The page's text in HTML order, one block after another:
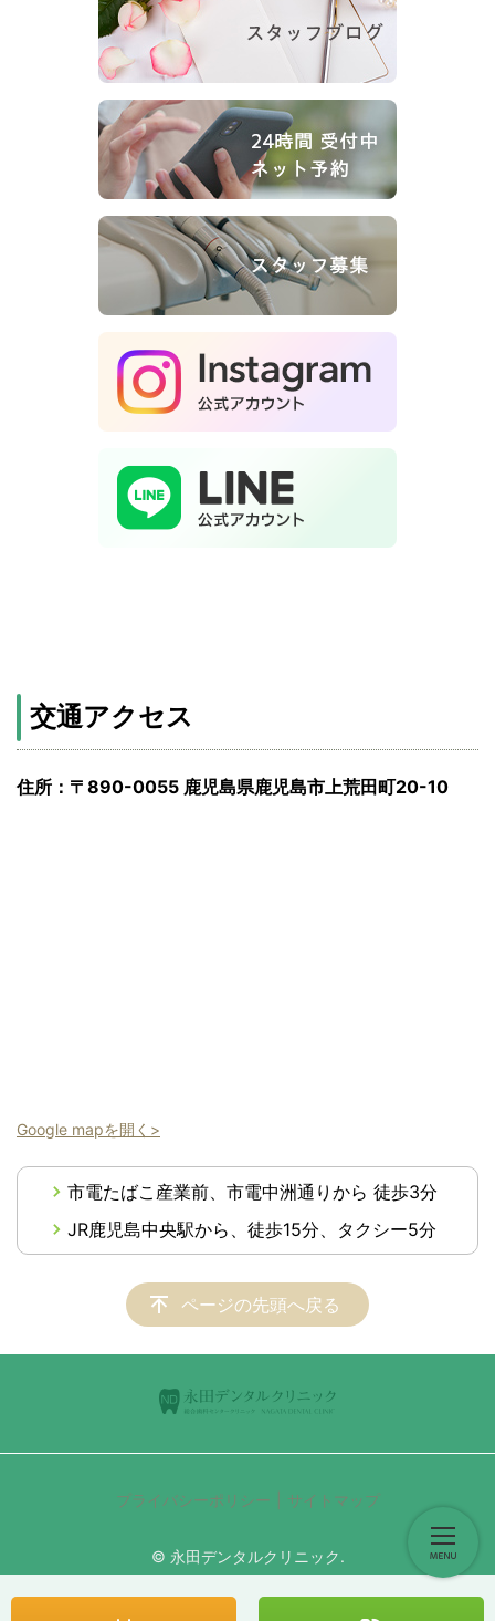
交通アクセス
住所：〒890-0055 鹿児島県鹿児島市上荒田町20-10
Google mapを開く>
市電たばこ産業前、市電中洲通りから 徒歩3分
JR鹿児島中央駅から、徒歩15分、タクシー5分
ページの先頭へ戻る
プライバシーポリシー サイトマップ
© 永田デンタルクリニック.